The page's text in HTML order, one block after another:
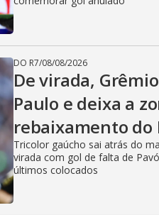
DO R7/08/08/2026
De virada,
Paulo e deixa a
rebaixamento do
Tricolor gaúcho sai atrás do
virada com gol de falta de
últimos colocados